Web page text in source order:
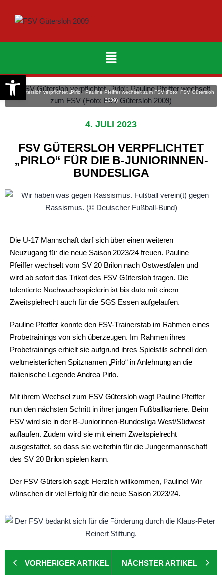
FSV Gütersloh verpflichtet „Pirlo“: Pauline Pfeiffer wechselt zum FSV (Foto: FSV Gütersloh
2009)
4. JULI 2023
FSV GÜTERSLOH VERPFLICHTET
„PIRLO“ FÜR DIE B-JUNIORINNEN-
BUNDESLIGA
Die U-17 Mannschaft darf sich über einen weiteren
Neuzugang für die neue Saison 2023/24 freuen. Pauline
Pfeiffer wechselt vom SV 20 Brilon nach Ostwestfalen und
wird ab sofort das Trikot des FSV Gütersloh tragen. Die
talentierte Nachwuchsspielerin ist bis dato mit einem
Zweitspielrecht auch für die SGS Essen aufgelaufen.
Pauline Pfeiffer konnte den FSV-Trainerstab im Rahmen eines
Probetrainings von sich überzeugen. Im Rahmen ihres
Probetrainings erhielt sie aufgrund ihres Spielstils schnell den
weltmeisterlichen Spitznamen „Pirlo“ in Anlehnung an die
italienische Legende Andrea Pirlo.
Mit ihrem Wechsel zum FSV Gütersloh wagt Pauline Pfeiffer
nun den nächsten Schritt in ihrer jungen Fußballkarriere. Beim
FSV wird sie in der B-Juniorinnen-Bundesliga West/Südwest
auflaufen. Zudem wird sie mit einem Zweitspielrecht
ausgestattet, so dass sie weiterhin für die Jungenmannschaft
des SV 20 Brilon spielen kann.
Der FSV Gütersloh sagt: Herzlich willkommen, Pauline! Wir
wünschen dir viel Erfolg für die neue Saison 2023/24.
VORHERIGER ARTIKEL NÄCHSTER ARTIKEL
Werkzeugleiste öffnen